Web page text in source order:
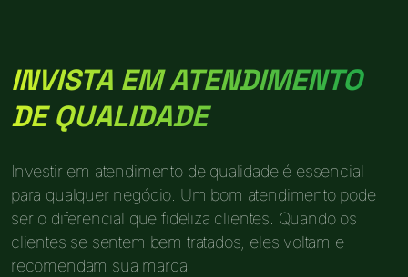
INVISTA EM ATENDIMENTO
DE QUALIDADE
Investir em atendimento de qualidade é essencial
para qualquer negócio. Um bom atendimento pode
ser o diferencial que fideliza clientes. Quando os
clientes se sentem bem tratados, eles voltam e
recomendam sua marca.